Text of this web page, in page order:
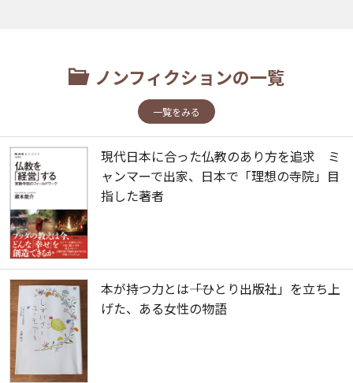
ノンフィクションの一覧
一覧をみる
現代日本に合った仏教のあり方を追求 ミ
ャンマーで出家、日本で「理想の寺院」目
指した著者
本が持つ力とは――「ひとり出版社」を立ち上
げた、ある女性の物語